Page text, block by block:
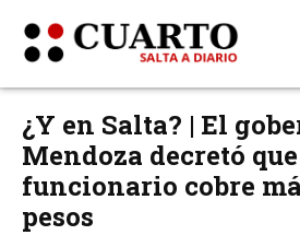
¿Y en Salta? | El
Mendoza decretó
funcionario cobre
pesos